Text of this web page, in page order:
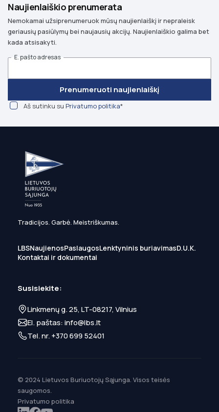
Naujienlaiškio prenumerata
Nemokamai užsiprenumeruok mūsų naujienlaiškį ir nepraleisk
geriausių pasiūlymų bei naujausių akcijų. Naujienlaiškio galima bet
kada atsisakyti.
E. pašto adresas
Prenumeruoti naujienlaiškį
Aš sutinku su Privatumo politika*
Tradicijos. Garbė. Meistriškumas.
LBSNaujienosPaslaugosLenktyninis buriavimasD.U.K.
Kontaktai ir dokumentai
Susisiekite:
Linkmenų g. 25, LT-08217, Vilnius
El. paštas:info@lbs.lt
Tel. nr.+370 699 52401
© 2024 Lietuvos Buriuotojų Sąjunga. Visos teisės
saugomos.
Privatumo politika